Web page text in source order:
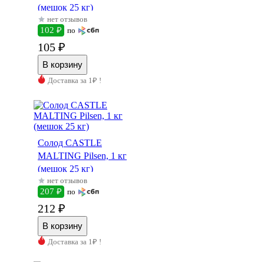
(мешок 25 кг)
нет отзывов
102 ₽ по
105 ₽
Доставка за 1₽ !
Солод CASTLE
MALTING Pilsen, 1 кг
(мешок 25 кг)
нет отзывов
207 ₽ по
212 ₽
Доставка за 1₽ !